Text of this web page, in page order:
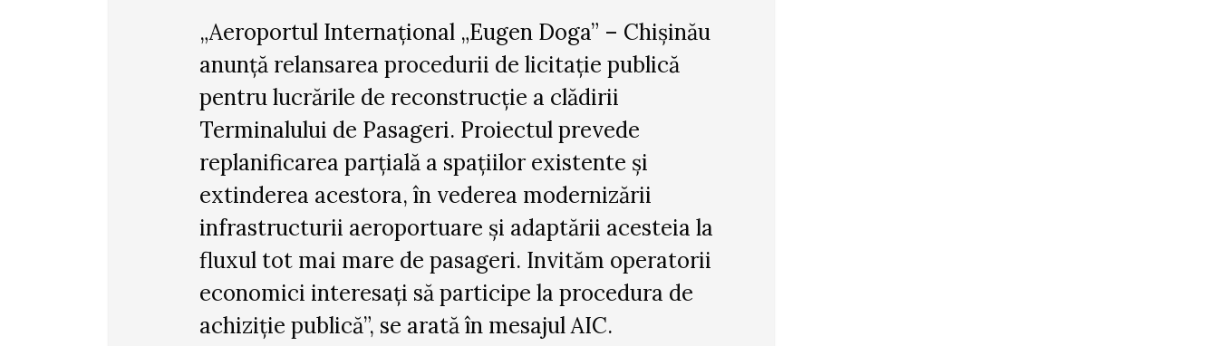
„Aeroportul Internațional „Eugen Doga” – Chișinău
anunță relansarea procedurii de licitație publică
pentru lucrările de reconstrucție a clădirii
Terminalului de Pasageri. Proiectul prevede
replanificarea parțială a spațiilor existente și
extinderea acestora, în vederea modernizării
infrastructurii aeroportuare și adaptării acesteia la
fluxul tot mai mare de pasageri. Invităm operatorii
economici interesați să participe la procedura de
achiziție publică”, se arată în mesajul AIC.